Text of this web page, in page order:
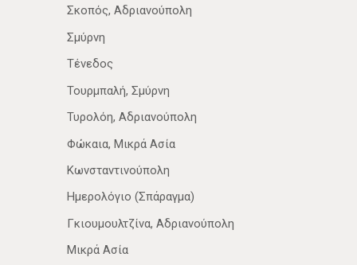
Σκοπός, Αδριανούπολη
Σμύρνη
Τένεδος
Τουρμπαλή, Σμύρνη
Τυρολόη, Αδριανούπολη
Φώκαια, Μικρά Ασία
Κωνσταντινούπολη
Ημερολόγιο (Σπάραγμα)
Γκιουμουλτζίνα, Αδριανούπολη
Μικρά Ασία